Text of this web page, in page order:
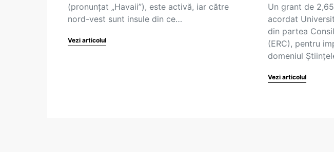
(pronunțat „Havaii”), este activă, iar către
nord-vest sunt insule din ce…
Vezi articolul
Un grant de
acordat
din partea
(ERC), pentru
domeniul
Vezi articolul